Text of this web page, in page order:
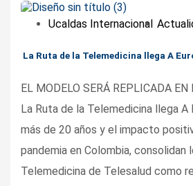
Ucaldas Internacional
La Ruta de la Telemedicina llega A
EL MODELO SERÁ REPLICADA EN
La Ruta de la Telemedicina llega A
más de 20 años y el impacto
pandemia en Colombia, consolidan
Telemedicina de Telesalud como